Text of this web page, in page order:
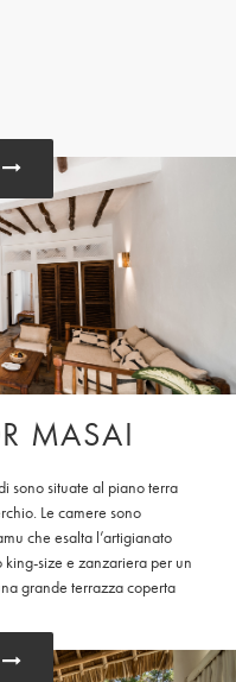
MASAI
sono situate al piano terra
Le camere sono
che esalta l’artigianato
size e zanzariera per un
grande terrazza coperta